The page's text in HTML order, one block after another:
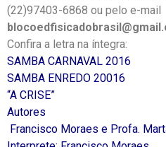
(22)97403-6868 ou pelo e-mail
Confira a letra na íntegra:
SAMBA CARNAVAL 2016
SAMBA ENREDO 20016
“A CRISE”
Autores
Francisco Moraes e Profa.